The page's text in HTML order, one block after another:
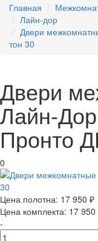
Главная
Лайн-дор
Двери
тон 30
Двери
Лайн-
Пронто
0
Цена полотна: 17 950 ₽
Цена комплекта: 17 950
-